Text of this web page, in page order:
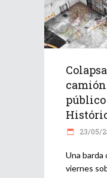
23/05/
Una barda
viernes